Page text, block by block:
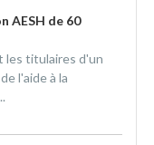
AESH de 60
les titulaires d'un
l'aide à la